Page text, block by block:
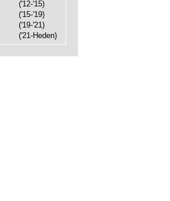
('12-'15)
('15-'19)
('19-'21)
('21-Heden)